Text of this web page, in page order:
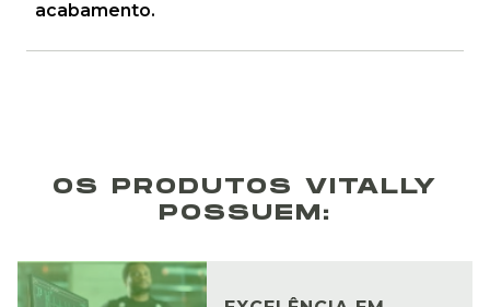
acabamento.
OS PRODUTOS VITALLY
POSSUEM: